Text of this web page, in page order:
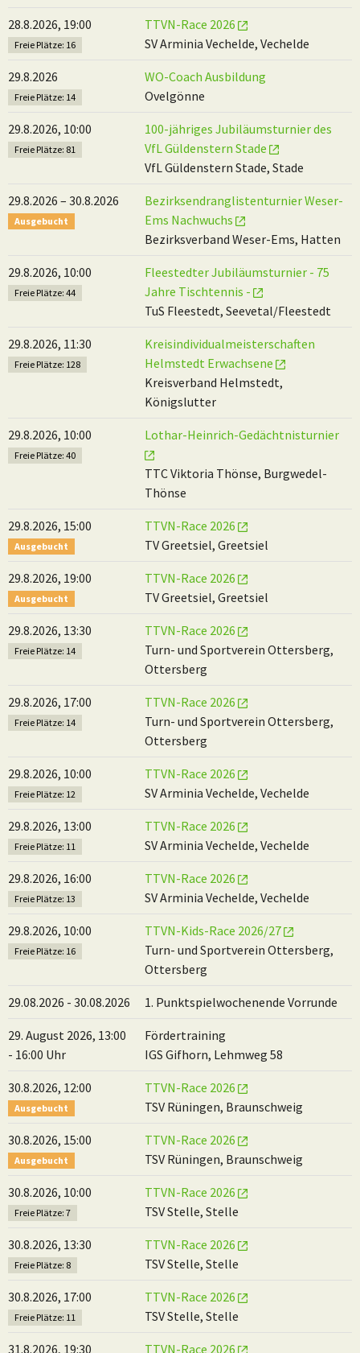
28.8.2026, 19:00
Freie Plätze: 16
TTVN-Race 2026
SV Arminia Vechelde, Vechelde
29.8.2026
Freie Plätze: 14
WO-Coach Ausbildung
Ovelgönne
29.8.2026, 10:00
Freie Plätze: 81
100-jähriges Jubiläumsturnier des
VfL Güldenstern Stade
VfL Güldenstern Stade, Stade
29.8.2026 – 30.8.2026
Ausgebucht
Bezirksendranglistenturnier Weser-
Ems Nachwuchs
Bezirksverband Weser-Ems, Hatten
29.8.2026, 10:00
Freie Plätze: 44
Fleestedter Jubiläumsturnier - 75
Jahre Tischtennis -
TuS Fleestedt, Seevetal/Fleestedt
29.8.2026, 11:30
Freie Plätze: 128
Kreisindividualmeisterschaften
Helmstedt Erwachsene
Kreisverband Helmstedt,
Königslutter
29.8.2026, 10:00
Freie Plätze: 40
Lothar-Heinrich-Gedächtnisturnier
TTC Viktoria Thönse, Burgwedel-
Thönse
29.8.2026, 15:00
Ausgebucht
TTVN-Race 2026
TV Greetsiel, Greetsiel
29.8.2026, 19:00
Ausgebucht
TTVN-Race 2026
TV Greetsiel, Greetsiel
29.8.2026, 13:30
Freie Plätze: 14
TTVN-Race 2026
Turn- und Sportverein Ottersberg,
Ottersberg
29.8.2026, 17:00
Freie Plätze: 14
TTVN-Race 2026
Turn- und Sportverein Ottersberg,
Ottersberg
29.8.2026, 10:00
Freie Plätze: 12
TTVN-Race 2026
SV Arminia Vechelde, Vechelde
29.8.2026, 13:00
Freie Plätze: 11
TTVN-Race 2026
SV Arminia Vechelde, Vechelde
29.8.2026, 16:00
Freie Plätze: 13
TTVN-Race 2026
SV Arminia Vechelde, Vechelde
29.8.2026, 10:00
Freie Plätze: 16
TTVN-Kids-Race 2026/27
Turn- und Sportverein Ottersberg,
Ottersberg
29.08.2026 - 30.08.2026 1. Punktspielwochenende Vorrunde
29. August 2026, 13:00
- 16:00 Uhr
Fördertraining
IGS Gifhorn, Lehmweg 58
30.8.2026, 12:00
Ausgebucht
TTVN-Race 2026
TSV Rüningen, Braunschweig
30.8.2026, 15:00
Ausgebucht
TTVN-Race 2026
TSV Rüningen, Braunschweig
30.8.2026, 10:00
Freie Plätze: 7
TTVN-Race 2026
TSV Stelle, Stelle
30.8.2026, 13:30
Freie Plätze: 8
TTVN-Race 2026
TSV Stelle, Stelle
30.8.2026, 17:00
Freie Plätze: 11
TTVN-Race 2026
TSV Stelle, Stelle
31.8.2026, 19:30 TTVN-Race 2026